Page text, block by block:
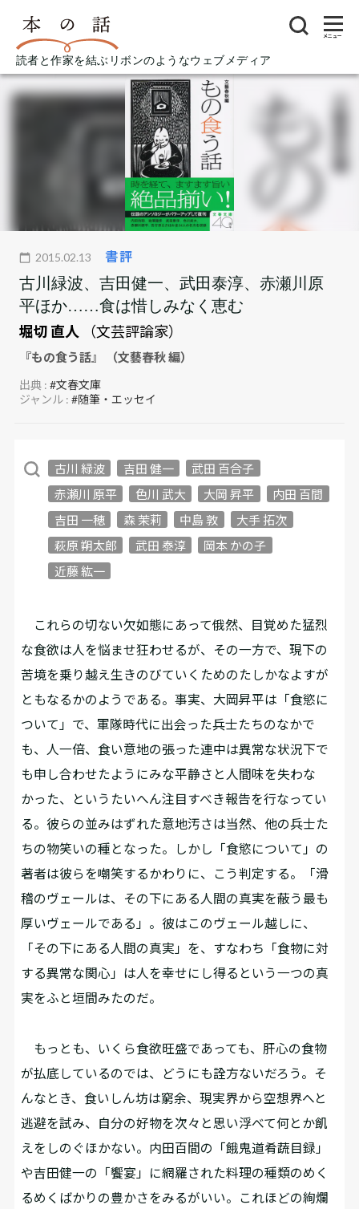
読者と作家を結ぶリボンのようなウェブメディア
メニュー
2015.02.13 書評
古川緑波、吉田健一、武田泰淳、赤瀬川原
平ほか……食は惜しみなく恵む
堀切 直人
（文芸評論家）
『もの食う話』 （文藝春秋 編）
出典 :#文春文庫
ジャンル :#随筆・エッセイ
古川 緑波 吉田 健一
武田 百合子
赤瀬川 原平
色川 武大 大岡 昇平
内田 百間
吉田 一穂
森 茉莉 中島 敦
大手 拓次
萩原 朔太郎
武田 泰淳
岡本 かの子
近藤 紘一
これらの切ない欠如態にあって俄然、目覚めた猛烈
な食欲は人を悩ませ狂わせるが、その一方で、現下の
苦境を乗り越え生きのびていくためのたしかなよすが
ともなるかのようである。事実、大岡昇平は「食慾に
ついて」で、軍隊時代に出会った兵士たちのなかで
も、人一倍、食い意地の張った連中は異常な状況下で
も申し合わせたようにみな平静さと人間味を失わな
かった、というたいへん注目すべき報告を行なってい
る。彼らの並みはずれた意地汚さは当然、他の兵士た
ちの物笑いの種となった。しかし「食慾について」の
著者は彼らを嘲笑するかわりに、こう判定する。「滑
稽のヴェールは、その下にある人間の真実を蔽う最も
厚いヴェールである」。彼はこのヴェール越しに、
「その下にある人間の真実」を、すなわち「食物に対
する異常な関心」は人を幸せにし得るという一つの真
実をふと垣間みたのだ。
もっとも、いくら食欲旺盛であっても、肝心の食物
が払底しているのでは、どうにも詮方ないだろう。そ
んなとき、食いしん坊は窮余、現実界から空想界へと
逃避を試み、自分の好物を次々と思い浮べて何とか飢
えをしのぐほかない。内田百間の「餓鬼道肴蔬目録」
や吉田健一の「饗宴」に網羅された料理の種類のめく
るめくばかりの豊かさをみるがいい。これほどの絢爛